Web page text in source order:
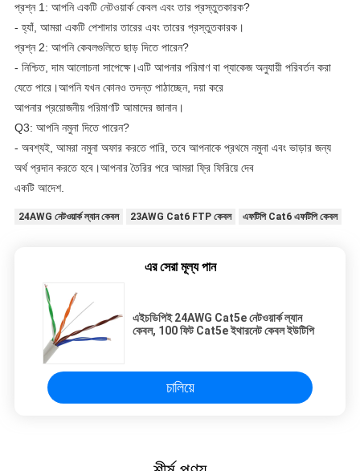
প্রশ্ন 1: আপনি একটি নেটওয়ার্ক কেবল এবং তার প্রস্তুতকারক?
- হ্যাঁ, আমরা একটি পেশাদার তারের এবং তারের প্রস্তুতকারক।
প্রশ্ন 2: আপনি কেবলগুলিতে ছাড় দিতে পারেন?
- নিশ্চিত, দাম আলোচনা সাপেক্ষে।এটি আপনার পরিমাণ বা প্যাকেজ অনুযায়ী পরিবর্তন করা
যেতে পারে।আপনি যখন কোনও তদন্ত পাঠাচ্ছেন, দয়া করে
আপনার প্রয়োজনীয় পরিমাণটি আমাদের জানান।
Q3: আপনি নমুনা দিতে পারেন?
- অবশ্যই, আমরা নমুনা অফার করতে পারি, তবে আপনাকে প্রথমে নমুনা এবং ভাড়ার জন্য
অর্থ প্রদান করতে হবে।আপনার তৈরির পরে আমরা ফ্রি ফিরিয়ে দেব
একটি আদেশ.
24AWG নেটওয়ার্ক ল্যান কেবল 23AWG Cat6 FTP কেবল এফটিপি Cat6 এফটিপি কেবল
এর সেরা মূল্য পান
এইচডিপিই 24AWG Cat5e নেটওয়ার্ক ল্যান
কেবল, 100 ফিট Cat5e ইথারনেট কেবল ইউটিপি
চালিয়ে